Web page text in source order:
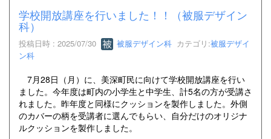
学校開放講座を行いました！！（被服デザイン
科）
投稿日時 : 2025/07/30 被服デザイン科 カテゴリ:被服デザイ
ン科
7月28日（月）に、美深町民に向けて学校開放講座を行い
ました。今年度は町内の小学生と中学生、計5名の方が受講さ
れました。昨年度と同様にクッションを製作しました。外側
のカバーの柄を受講者に選んでもらい、自分だけのオリジナ
ルクッションを製作しました。